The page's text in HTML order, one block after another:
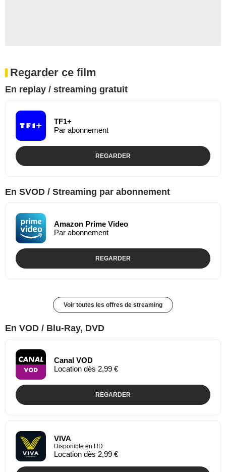
Regarder ce film
En replay / streaming gratuit
TF1+
Par abonnement
REGARDER
En SVOD / Streaming par abonnement
Amazon Prime Video
Par abonnement
REGARDER
Voir toutes les offres de streaming
En VOD / Blu-Ray, DVD
Canal VOD
Location dès 2,99 €
REGARDER
VIVA
Disponible en HD
Location dès 2,99 €